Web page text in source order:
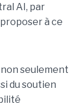
AI, par
à ce
seulement
du soutien